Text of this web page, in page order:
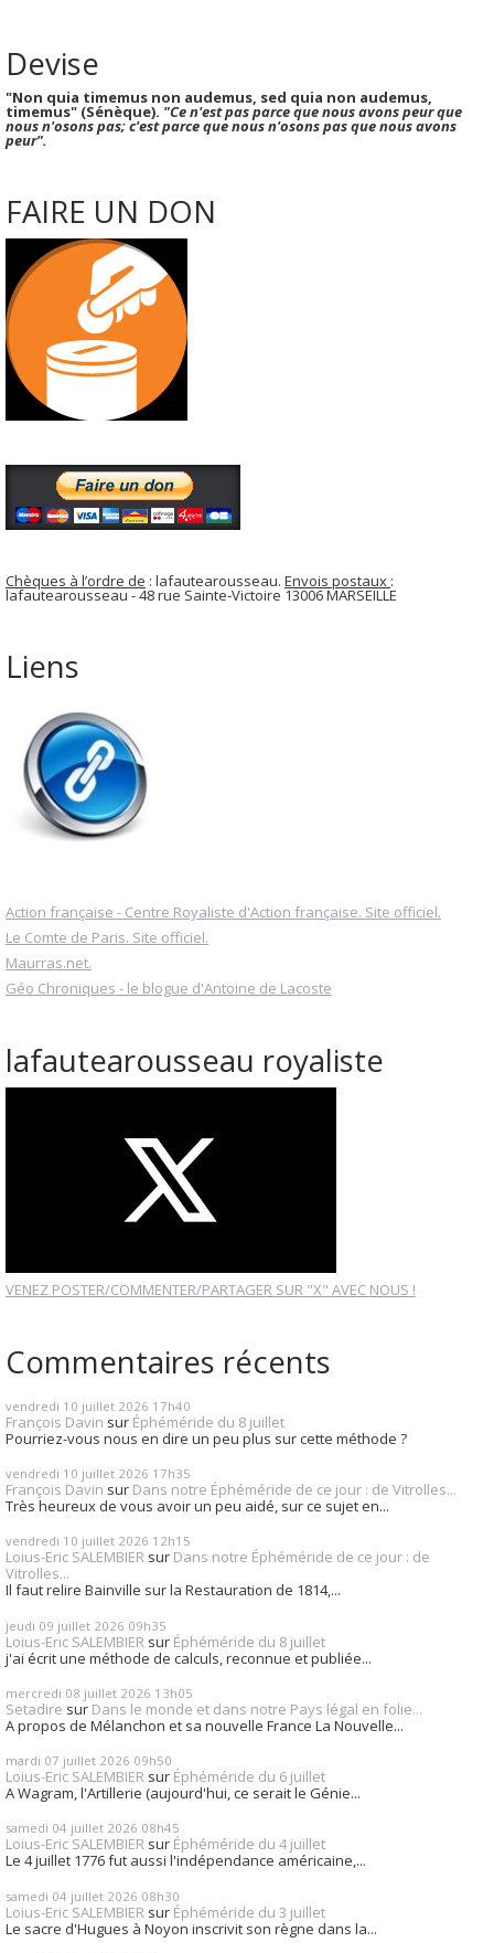
Devise
"Non quia timemus non audemus, sed quia non audemus,
timemus" (Sénèque). "Ce n'est pas parce que nous avons peur que
nous n'osons pas; c'est parce que nous n'osons pas que nous avons
peur".
FAIRE UN DON
Chèques à l’ordre de : lafautearousseau. Envois postaux :
lafautearousseau - 48 rue Sainte-Victoire 13006 MARSEILLE
Liens
Action française - Centre Royaliste d'Action française. Site officiel.
Le Comte de Paris. Site officiel.
Maurras.net.
Géo Chroniques - le blogue d'Antoine de Lacoste
lafautearousseau royaliste
VENEZ POSTER/COMMENTER/PARTAGER SUR "X" AVEC NOUS !
Commentaires récents
vendredi 10 juillet 2026 17h40
François Davin sur Éphéméride du 8 juillet
Pourriez-vous nous en dire un peu plus sur cette méthode ?
vendredi 10 juillet 2026 17h35
François Davin sur Dans notre Éphéméride de ce jour : de Vitrolles...
Très heureux de vous avoir un peu aidé, sur ce sujet en...
vendredi 10 juillet 2026 12h15
Loius-Eric SALEMBIER sur Dans notre Éphéméride de ce jour : de
Vitrolles...
Il faut relire Bainville sur la Restauration de 1814,...
jeudi 09 juillet 2026 09h35
Loius-Eric SALEMBIER sur Éphéméride du 8 juillet
j'ai écrit une méthode de calculs, reconnue et publiée...
mercredi 08 juillet 2026 13h05
Setadire sur Dans le monde et dans notre Pays légal en folie...
A propos de Mélanchon et sa nouvelle France La Nouvelle...
mardi 07 juillet 2026 09h50
Loius-Eric SALEMBIER sur Éphéméride du 6 juillet
A Wagram, l'Artillerie (aujourd'hui, ce serait le Génie...
samedi 04 juillet 2026 08h45
Loius-Eric SALEMBIER sur Éphéméride du 4 juillet
Le 4 juillet 1776 fut aussi l'indépendance américaine,...
samedi 04 juillet 2026 08h30
Loius-Eric SALEMBIER sur Éphéméride du 3 juillet
Le sacre d'Hugues à Noyon inscrivit son règne dans la...